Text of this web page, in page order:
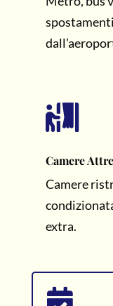

Camere
Camere
extra.